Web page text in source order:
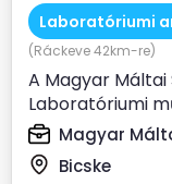
Laboratóriumi
(Ráckeve 42km-re)
A Magyar
Laboratóriumi
Magyar
Bicske